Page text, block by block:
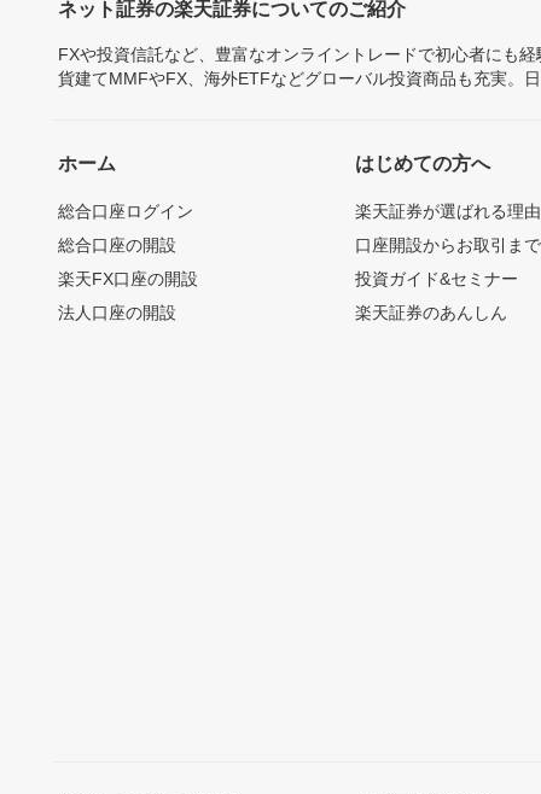
ネット証券の楽天証券についてのご紹介
FXや投資信託など、豊富なオンライントレードで初心者にも
貨建てMMFやFX、海外ETFなどグローバル投資商品も充実。
ホーム
総合口座ログイン
総合口座の開設
楽天FX口座の開設
法人口座の開設
はじめての方へ
楽天証券が選ばれる理由
口座開設からお取引ま
投資ガイド&セミナー
楽天証券のあんしん